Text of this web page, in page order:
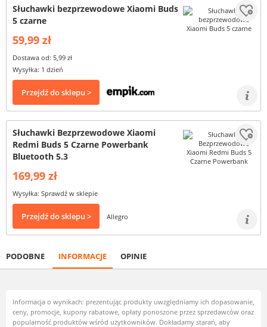
Słuchawki bezprzewodowe Xiaomi Buds
5 czarne
59,99 zł
Dostawa od: 5,99 zł
Wysyłka: 1 dzień
Przejdź do sklepu >
Słuchawki Bezprzewodowe Xiaomi
Redmi Buds 5 Czarne Powerbank
Bluetooth 5.3
169,99 zł
Wysyłka: Sprawdź w sklepie
Przejdź do sklepu > Allegro
PODOBNE INFORMACJE OPINIE
Informacja o wynikach: prezentując produkty uwzględniamy ich dopasowanie,
ceny, promocje, kupony rabatowe, opłaty ponoszone przez sprzedawców oraz
popularność produktów wśród użytkowników. Dokładamy starań, aby